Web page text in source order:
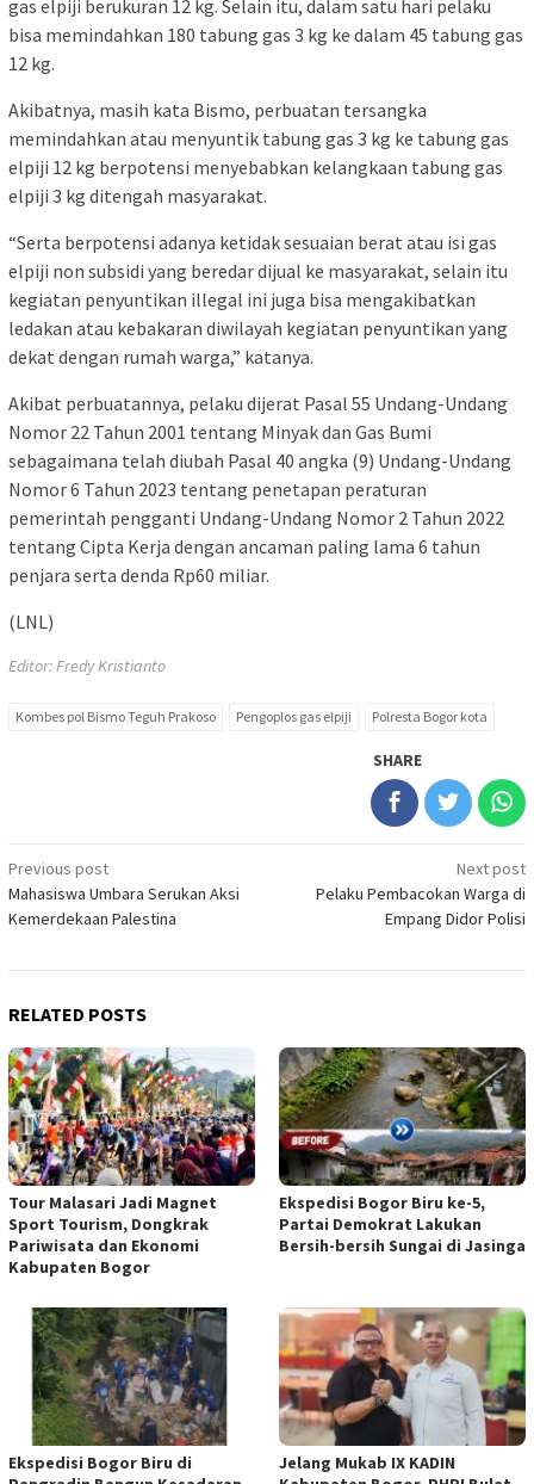
gas elpiji berukuran 12 kg. Selain itu, dalam satu hari pelaku
bisa memindahkan 180 tabung gas 3 kg ke dalam 45 tabung gas
12 kg.
Akibatnya, masih kata Bismo, perbuatan tersangka
memindahkan atau menyuntik tabung gas 3 kg ke tabung gas
elpiji 12 kg berpotensi menyebabkan kelangkaan tabung gas
elpiji 3 kg ditengah masyarakat.
“Serta berpotensi adanya ketidak sesuaian berat atau isi gas
elpiji non subsidi yang beredar dijual ke masyarakat, selain itu
kegiatan penyuntikan illegal ini juga bisa mengakibatkan
ledakan atau kebakaran diwilayah kegiatan penyuntikan yang
dekat dengan rumah warga,” katanya.
Akibat perbuatannya, pelaku dijerat Pasal 55 Undang-Undang
Nomor 22 Tahun 2001 tentang Minyak dan Gas Bumi
sebagaimana telah diubah Pasal 40 angka (9) Undang-Undang
Nomor 6 Tahun 2023 tentang penetapan peraturan
pemerintah pengganti Undang-Undang Nomor 2 Tahun 2022
tentang Cipta Kerja dengan ancaman paling lama 6 tahun
penjara serta denda Rp60 miliar.
(LNL)
Editor: Fredy Kristianto
Kombes pol Bismo Teguh Prakoso Pengoplos gas elpiji Polresta Bogor kota
SHARE
Post
navigation
Previous post
Mahasiswa Umbara Serukan Aksi
Kemerdekaan Palestina
Next post
Pelaku Pembacokan Warga di
Empang Didor Polisi
RELATED POSTS
Tour Malasari Jadi Magnet
Sport Tourism, Dongkrak
Pariwisata dan Ekonomi
Kabupaten Bogor
Ekspedisi Bogor Biru ke-5,
Partai Demokrat Lakukan
Bersih-bersih Sungai di Jasinga
Ekspedisi Bogor Biru di
Jelang Mukab IX KADIN